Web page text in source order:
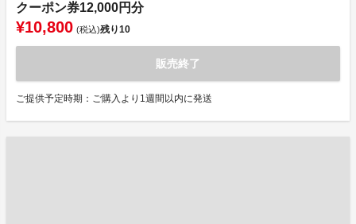
クーポン券12,000円分
¥10,800 (税込)残り10
販売終了
ご提供予定時期：ご購入より1週間以内に発送